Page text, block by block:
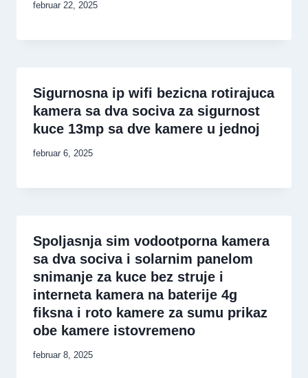
februar 22, 2025
Sigurnosna ip wifi bezicna rotirajuca
kamera sa dva sociva za sigurnost
kuce 13mp sa dve kamere u jednoj
februar 6, 2025
Spoljasnja sim vodootporna kamera
sa dva sociva i solarnim panelom
snimanje za kuce bez struje i
interneta kamera na baterije 4g
fiksna i roto kamere za sumu prikaz
obe kamere istovremeno
februar 8, 2025